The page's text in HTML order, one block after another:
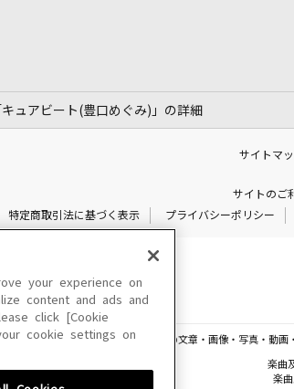
キュアビート(豊口めぐみ)」の詳細
サイトマ
サイトのご
特定商取引法に基づく表示
プライバシーポリシー
このサイトに掲載されている一切の文章・画像・写真・動
楽曲
楽
your experience on
content and ads and
click [Cookie
cookie settings on